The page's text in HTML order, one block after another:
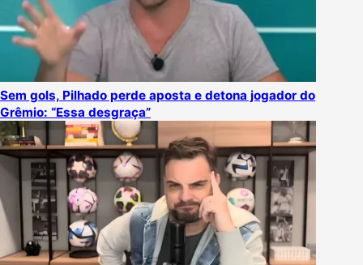
Sem gols, Pilhado perde aposta e detona jogador do
Grêmio: “Essa desgraça”